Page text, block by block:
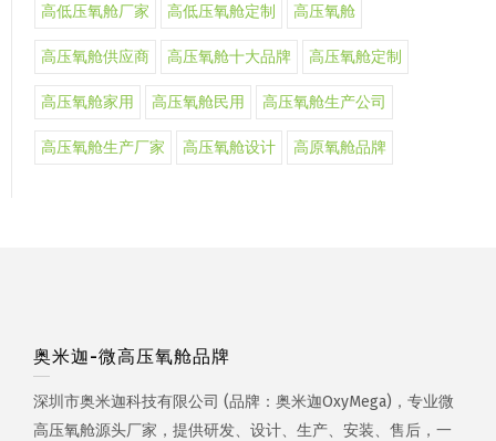
高低压氧舱厂家 高低压氧舱定制 高压氧舱
高压氧舱供应商 高压氧舱十大品牌 高压氧舱定制
高压氧舱家用 高压氧舱民用 高压氧舱生产公司
高压氧舱生产厂家 高压氧舱设计 高原氧舱品牌
奥米迦-微高压氧舱品牌
深圳市奥米迦科技有限公司 (品牌：奥米迦OxyMega)，专业微
高压氧舱源头厂家，提供研发、设计、生产、安装、售后，一